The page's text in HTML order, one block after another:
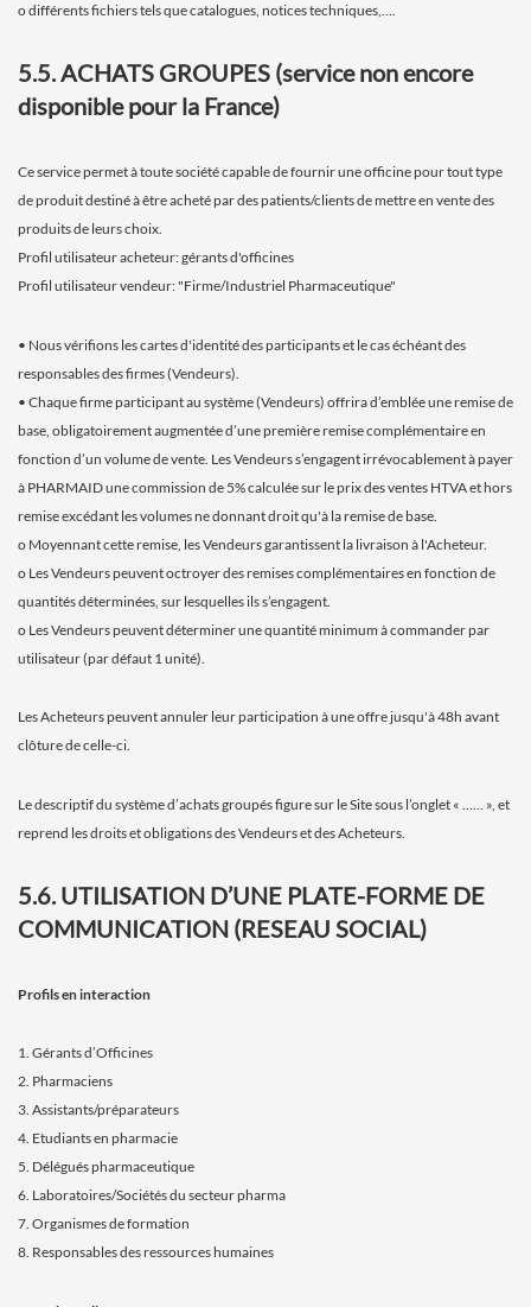
o différents fichiers tels que catalogues, notices techniques,….
5.5. ACHATS GROUPES (service non encore
disponible pour la France)
Ce service permet à toute société capable de fournir une officine pour tout type
de produit destiné à être acheté par des patients/clients de mettre en vente des
produits de leurs choix.
Profil utilisateur acheteur: gérants d'officines
Profil utilisateur vendeur: "Firme/Industriel Pharmaceutique"
• Nous vérifions les cartes d'identité des participants et le cas échéant des
responsables des firmes (Vendeurs).
• Chaque firme participant au système (Vendeurs) offrira d’emblée une remise de
base, obligatoirement augmentée d’une première remise complémentaire en
fonction d’un volume de vente. Les Vendeurs s’engagent irrévocablement à payer
à PHARMAID une commission de 5% calculée sur le prix des ventes HTVA et hors
remise excédant les volumes ne donnant droit qu'à la remise de base.
o Moyennant cette remise, les Vendeurs garantissent la livraison à l'Acheteur.
o Les Vendeurs peuvent octroyer des remises complémentaires en fonction de
quantités déterminées, sur lesquelles ils s’engagent.
o Les Vendeurs peuvent déterminer une quantité minimum à commander par
utilisateur (par défaut 1 unité).
Les Acheteurs peuvent annuler leur participation à une offre jusqu'à 48h avant
clôture de celle-ci.
Le descriptif du système d’achats groupés figure sur le Site sous l’onglet « …… », et
reprend les droits et obligations des Vendeurs et des Acheteurs.
5.6. UTILISATION D’UNE PLATE-FORME DE
COMMUNICATION (RESEAU SOCIAL)
Profils en interaction
1. Gérants d’Officines
2. Pharmaciens
3. Assistants/préparateurs
4. Etudiants en pharmacie
5. Délégués pharmaceutique
6. Laboratoires/Sociétés du secteur pharma
7. Organismes de formation
8. Responsables des ressources humaines